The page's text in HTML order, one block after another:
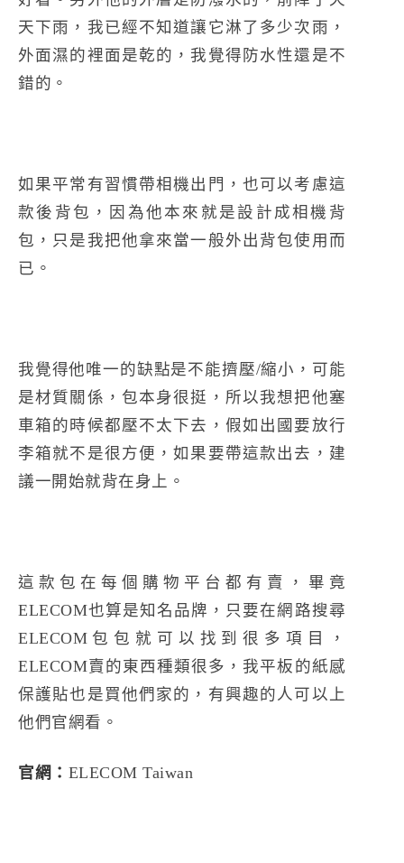
天下雨，我已經不知道讓它淋了多少次雨，
外面濕的裡面是乾的，我覺得防水性還是不
錯的。
如果平常有習慣帶相機出門，也可以考慮這
款後背包，因為他本來就是設計成相機背
包，只是我把他拿來當一般外出背包使用而
已。
我覺得他唯一的缺點是不能擠壓/縮小，可能
是材質關係，包本身很挺，所以我想把他塞
車箱的時候都壓不太下去，假如出國要放行
李箱就不是很方便，如果要帶這款出去，建
議一開始就背在身上。
這款包在每個購物平台都有賣，畢竟
ELECOM也算是知名品牌，只要在網路搜尋
ELECOM包包就可以找到很多項目，
ELECOM賣的東西種類很多，我平板的紙感
保護貼也是買他們家的，有興趣的人可以上
他們官網看。
官網： ELECOM Taiwan